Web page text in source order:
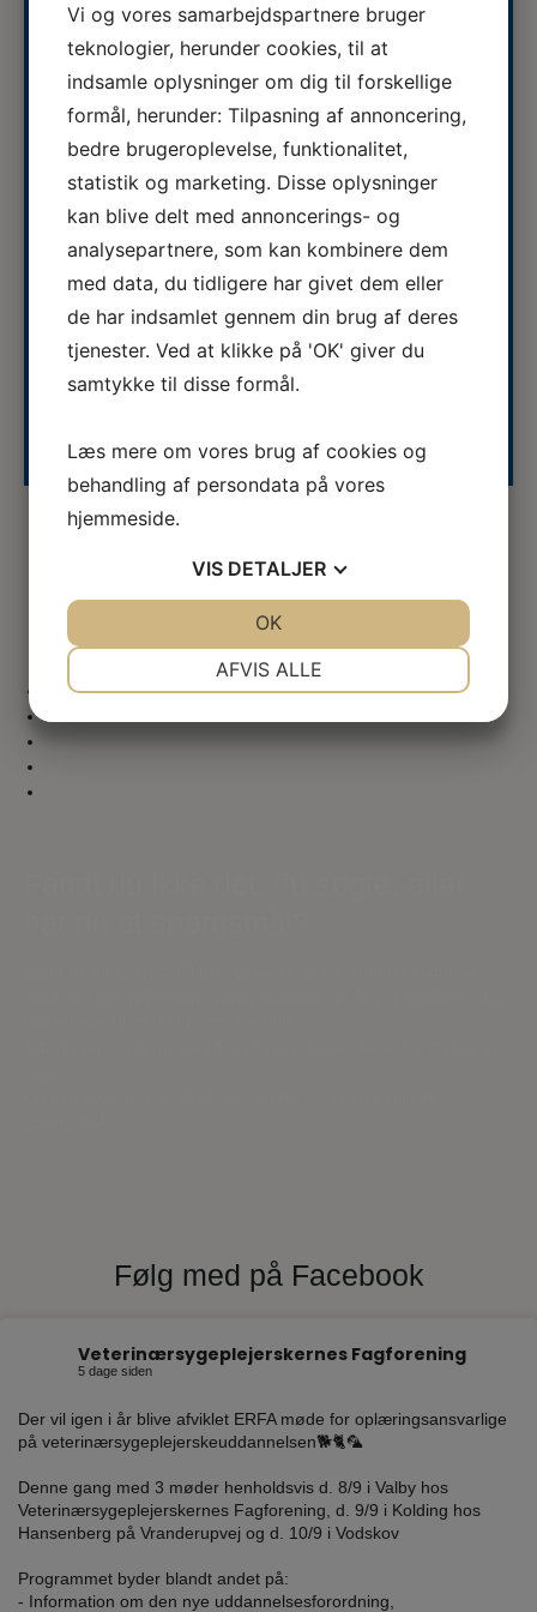
søges til fuldtidsstilling hos Vestermose
Dyreklinik på Vestsjælland
Se stillingsopslaget her...
ERFA møde for oplæringsansvarlige på
veterinærsygeplejerske uddannelsen
d.8.+9.+10. september. Se invitationen
herunder.
03.08.2026
Veterinærsygeplejerske søges til
Hvidsten Dyrehospital
Se stillingsopslaget her...
Mød vores sponsorer
Følg med på Facebook
Veterinærsygeplejerskernes Fagforening
5 dage siden
Der vil igen i år blive afviklet ERFA møde for oplæringsansvarlige
på veterinærsygeplejerskeuddannelsen🐕🐈🦜
Denne gang med 3 møder henholdsvis d. 8/9 i Valby hos
Veterinærsygeplejerskernes Fagforening, d. 9/9 i Kolding hos
Hansenberg på Vranderupvej og d. 10/9 i Vodskov
Programmet byder blandt andet på:
- Information om den nye uddannelsesforordning,
Vi og vores samarbejdspartnere bruger
teknologier, herunder cookies, til at
indsamle oplysninger om dig til forskellige
formål, herunder: Tilpasning af annoncering,
bedre brugeroplevelse, funktionalitet,
statistik og marketing. Disse oplysninger
kan blive delt med annoncerings- og
analysepartnere, som kan kombinere dem
med data, du tidligere har givet dem eller
de har indsamlet gennem din brug af deres
tjenester. Ved at klikke på 'OK' giver du
samtykke til disse formål.
Læs mere om vores brug af cookies og
behandling af persondata på vores
hjemmeside.
VIS DETALJER
AFVIS ALLE
OK